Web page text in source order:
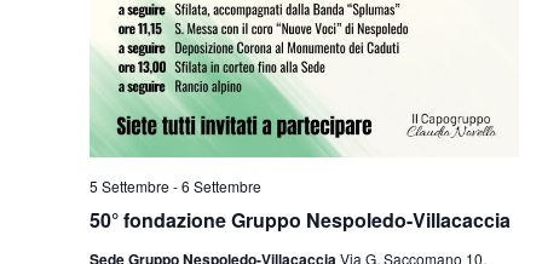
50° fondazione Gruppo Nespoledo-Villacaccia
5 Settembre -6 Settembre
Sede Gruppo Nespoledo-VillacacciaVia G. Saccomano 10,